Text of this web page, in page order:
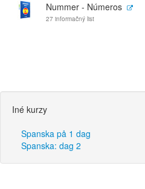
Nummer - Números
27 informačný list
Iné kurzy
Spanska på 1 dag
Spanska: dag 2